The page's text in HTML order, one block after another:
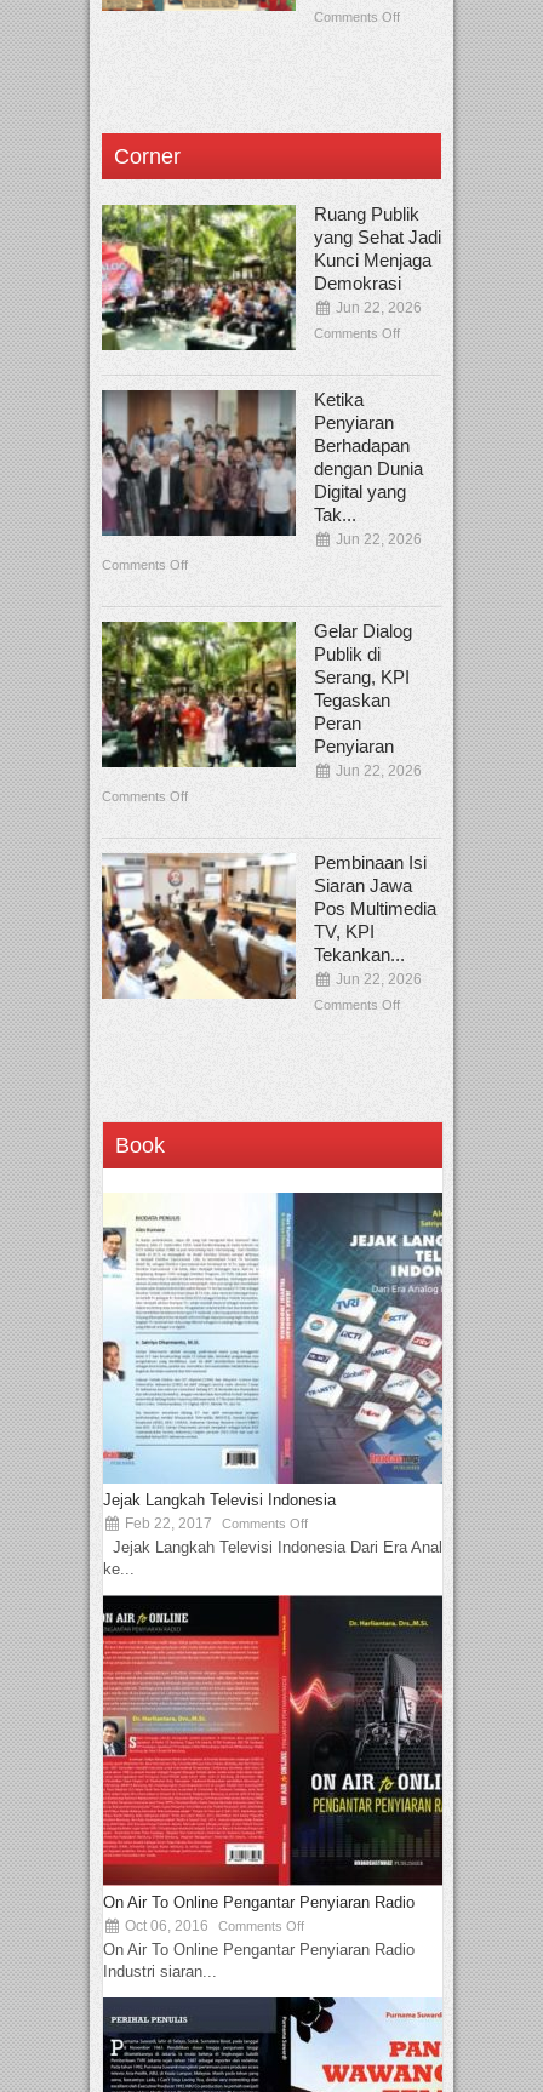
Comments Off
Corner
Ruang Publik
yang Sehat Jadi
Kunci Menjaga
Demokrasi
Jun 22, 2026
Comments Off
Ketika
Penyiaran
Berhadapan
dengan Dunia
Digital yang
Tak...
Jun 22, 2026
Comments Off
Gelar Dialog
Publik di
Serang, KPI
Tegaskan
Peran
Penyiaran
Jun 22, 2026
Comments Off
Pembinaan Isi
Siaran Jawa
Pos Multimedia
TV, KPI
Tekankan...
Jun 22, 2026
Comments Off
Book
Jejak Langkah Televisi Indonesia
Feb 22, 2017 Comments Off
Jejak Langkah Televisi Indonesia Dari Era Analog
ke...
On Air To Online Pengantar Penyiaran Radio
Oct 06, 2016 Comments Off
On Air To Online Pengantar Penyiaran Radio
Industri siaran...